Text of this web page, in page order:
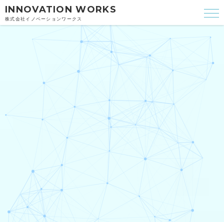
INNOVATION WORKS
株式会社イノベーションワークス